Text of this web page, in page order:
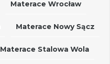
Materace Wrocław
Materace Nowy Sącz
Materace Stalowa Wola